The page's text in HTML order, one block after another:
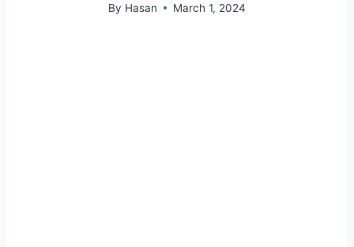
By Hasan March 1, 2024